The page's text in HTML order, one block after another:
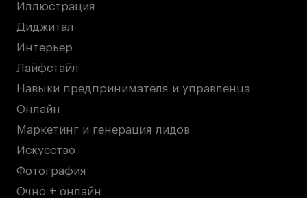
Иллюстрация
Диджитал
Интерьер
Лайфстайл
Навыки предпринимателя и управленца
Онлайн
Маркетинг и генерация лидов
Искусство
Фотография
Очно + онлайн